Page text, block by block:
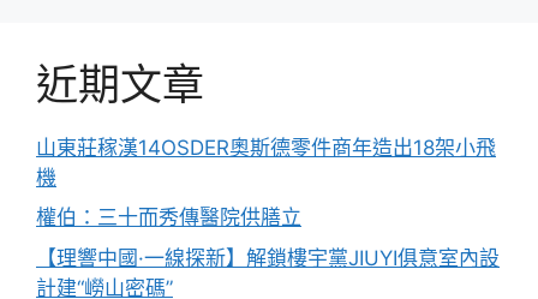
近期文章
山東莊稼漢14OSDER奧斯德零件商年造出18架小飛
機
權伯：三十而秀傳醫院供膳立
【理響中國·一線探新】解鎖樓宇黨JIUYI俱意室內設
計建“嶗山密碼”